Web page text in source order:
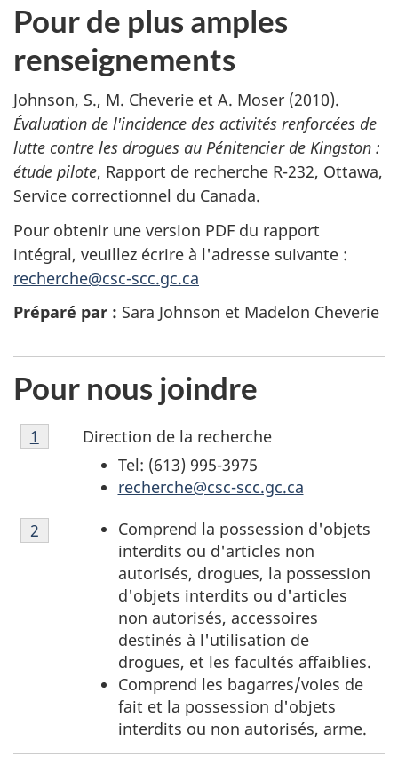
Pour de plus amples
renseignements
Johnson, S., M. Cheverie et A. Moser (2010).
Évaluation de l'incidence des activités renforcées de
lutte contre les drogues au Pénitencier de Kingston :
étude pilote, Rapport de recherche R-232, Ottawa,
Service correctionnel du Canada.
Pour obtenir une version PDF du rapport
intégral, veuillez écrire à l'adresse suivante :
recherche@csc-scc.gc.ca
Préparé par : Sara Johnson et Madelon Cheverie
Pour nous joindre
Notes
de
page
1
Direction de la recherche
Tel: (613) 995-3975
recherche@csc-scc.gc.ca
Retour à la référence de la note de bas de page
1
Notes
de
Comprend la possession d'objets
interdits ou d'articles non
autorisés, drogues, la possession
d'objets interdits ou d'articles
non autorisés, accessoires
destinés à l'utilisation de
drogues, et les facultés affaiblies.
Comprend les bagarres/voies de
fait et la possession d'objets
interdits ou non autorisés, arme.
Retour à la référence de la note de bas de page
2